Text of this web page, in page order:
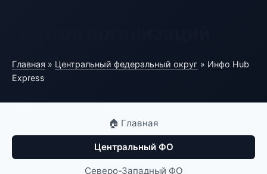
Главная » Центральный федеральный округ » Инфо Hub
Express
🏠 Главная
Центральный ФО
Северо-Западный ФО